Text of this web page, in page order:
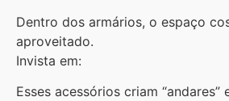
Dentro dos armários, o espaço
aproveitado.
Invista em:
Esses acessórios criam “andares”